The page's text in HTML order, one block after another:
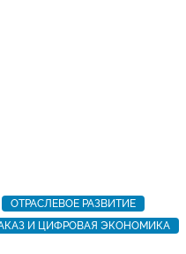
ОТРАСЛЕВОЕ РАЗВИТИЕ
И ЦИФРОВАЯ ЭКОНОМИКА